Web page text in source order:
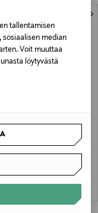
tallentamisen
sosiaalisen median
Voit muuttaa
löytyvästä
Price
160,00 €